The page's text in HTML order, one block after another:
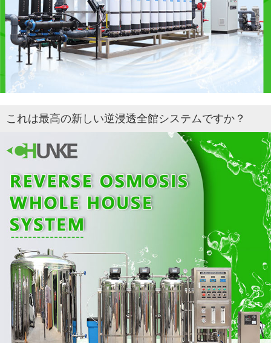
これは最高の新しい逆浸透全館システムですか？